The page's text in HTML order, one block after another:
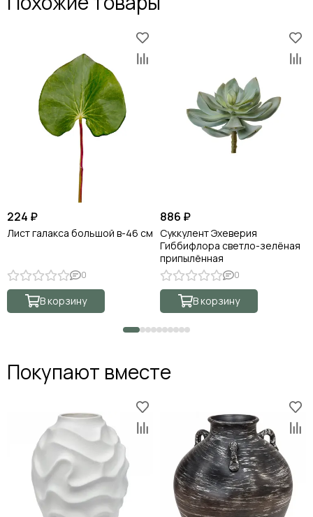
224 ₽
Лист галакса большой в-46 см
0
В корзину
886 ₽
Суккулент Эхеверия
Гиббифлора светло-зелёная
припылённая
0
В корзину
Покупают вместе